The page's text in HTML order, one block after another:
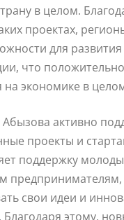
в целом.
проектах,
для развития
что положительно
на экономике в
активно
проекты и
поддержку
свои идеи и
Благодаря этому,